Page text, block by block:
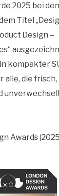
2025 bei den
Titel
Design –
kompakter
alle, die frisch,
Awards